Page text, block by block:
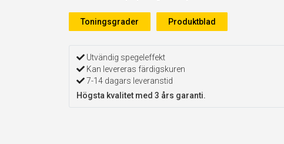
Toningsgrader Produktblad
Utvändig spegeleffekt
Kan levereras färdigskuren
7-14 dagars leveranstid
Högsta kvalitet med 3 års garanti.